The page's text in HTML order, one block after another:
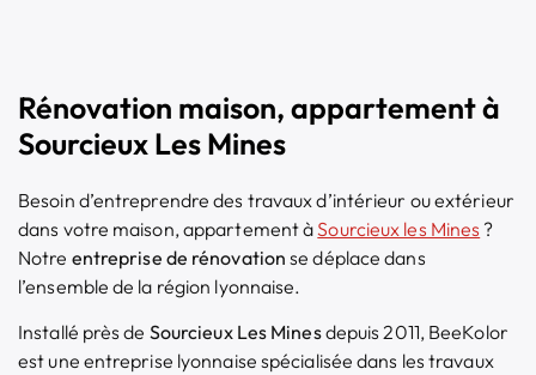
Rénovation maison, appartement à
Sourcieux Les Mines
Besoin d’entreprendre des travaux d’intérieur ou extérieur
dans votre maison, appartement àSourcieux les Mines ?
Notre entreprise de rénovation se déplace dans
l’ensemble de la région lyonnaise.
Installé près de Sourcieux Les Minesdepuis 2011, BeeKolor
est une entreprise lyonnaise spécialisée dans les travaux